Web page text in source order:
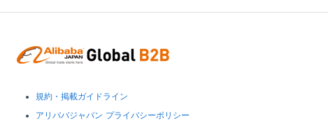
規約・掲載ガイドライン
アリババジャパン プライバシーポリシー